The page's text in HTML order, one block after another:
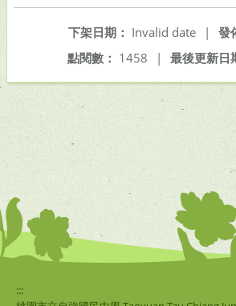
發
下架日期： Invalid date
|
最後更新日
點閱數： 1458 |
:::